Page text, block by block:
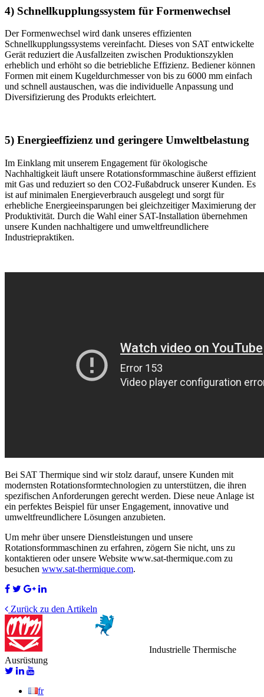
4) Schnellkupplungssystem für Formenwechsel
Der Formenwechsel wird dank unseres effizienten
Schnellkupplungssystems vereinfacht. Dieses von SAT entwickelte
Gerät reduziert die Ausfallzeiten zwischen Produktionszyklen
erheblich und erhöht so die betriebliche Effizienz. Bediener können
Formen mit einem Kugeldurchmesser von bis zu 6000 mm einfach
und schnell austauschen, was die individuelle Anpassung und
Diversifizierung des Produkts erleichtert.
5) Energieeffizienz und geringere Umweltbelastung
Im Einklang mit unserem Engagement für ökologische
Nachhaltigkeit läuft unsere Rotationsformmaschine äußerst effizient
mit Gas und reduziert so den CO2-Fußabdruck unserer Kunden. Es
ist auf minimalen Energieverbrauch ausgelegt und sorgt für
erhebliche Energieeinsparungen bei gleichzeitiger Maximierung der
Produktivität. Durch die Wahl einer SAT-Installation übernehmen
unsere Kunden nachhaltigere und umweltfreundlichere
Industriepraktiken.
Bei SAT Thermique sind wir stolz darauf, unsere Kunden mit
modernsten Rotationsformtechnologien zu unterstützen, die ihren
spezifischen Anforderungen gerecht werden. Diese neue Anlage ist
ein perfektes Beispiel für unser Engagement, innovative und
umweltfreundlichere Lösungen anzubieten.
Um mehr über unsere Dienstleistungen und unsere
Rotationsformmaschinen zu erfahren, zögern Sie nicht, uns zu
kontaktieren oder unsere Website www.sat-thermique.com zu
besuchen www.sat-thermique.com.
Zurück zu den Artikeln
Industrielle Thermische
Ausrüstung
fr